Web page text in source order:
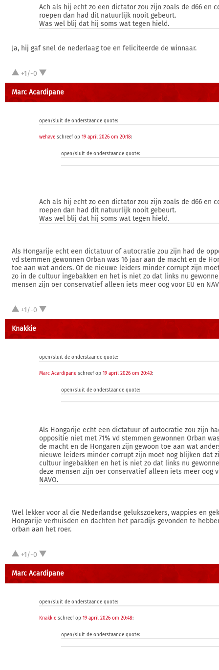
Ach als hij echt zo een dictator zou zijn zoals de d66 en
roepen dan had dit natuurlijk nooit gebeurt.
Was wel blij dat hij soms wat tegen hield.
Ja, hij gaf snel de nederlaag toe en feliciteerde de winnaar.
+1/-0
Marc Acardipane
open/sluit de onderstaande quote:
wehave schreef op 19 april 2026 om 20:18:
open/sluit de onderstaande quote:
Ach als hij echt zo een dictator zou zijn zoals de d66 en
roepen dan had dit natuurlijk nooit gebeurt.
Was wel blij dat hij soms wat tegen hield.
Als Hongarije echt een dictatuur of autocratie zou zijn had de
vd stemmen gewonnen Orban was 16 jaar aan de macht en de
toe aan wat anders. Of de nieuwe leiders minder corrupt zijn
zo in de cultuur ingebakken en het is niet zo dat links nu
mensen zijn oer conservatief alleen iets meer oog voor EU en
+1/-0
Knakkie
open/sluit de onderstaande quote:
Marc Acardipane schreef op 19 april 2026 om 20:43:
open/sluit de onderstaande quote:
Als Hongarije echt een dictatuur of autocratie zou zijn
oppositie niet met 71% vd stemmen gewonnen Orban
de macht en de Hongaren zijn gewoon toe aan wat
nieuwe leiders minder corrupt zijn moet nog blijken dat
cultuur ingebakken en het is niet zo dat links nu
deze mensen zijn oer conservatief alleen iets meer oog
NAVO.
Wel lekker voor al die Nederlandse gelukszoekers, wappies en
Hongarije verhuisden en dachten het paradijs gevonden te
orban aan het roer.
+1/-0
Marc Acardipane
open/sluit de onderstaande quote:
Knakkie schreef op 19 april 2026 om 20:48:
open/sluit de onderstaande quote: